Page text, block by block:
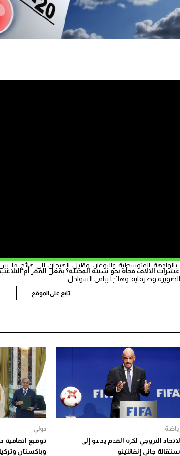
الالاف فجأة نحو سبتة المحتلة؟ بفعل الفقر أم التلاعب
تابع على الموقع
بالنسبة لليوم الإثنين، تشكل سحب منخفضة كثيفة نوعا ما
الجنوبية، مع احتمال انتشار كتل ضبابية أو نزول أمطار جد
بمرتفعات الأطلسين الكبير والمتوسط بالجنوب الشرقي
نوعا ما، مع تطاير غبار محليا فوق المناطق الوسطى
ما بين 09 و 14 درجة فيما تبقى من ربوع المملكة.
ارتفاع بوجه عام.
المتوسطية والبوغاز، وقليل الهيجان إلى هائج ما
وطرفاية، وهائجا بباقي السواحل.
النروجي لكرة القدم يدعو إلى
جاني إنفانتينو
دولي
توقيع
وباكستان وتركيا